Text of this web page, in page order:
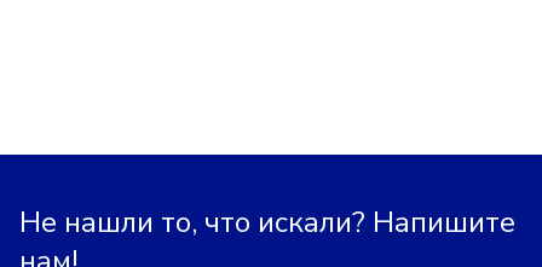
Не нашли то, что искали? Напишите